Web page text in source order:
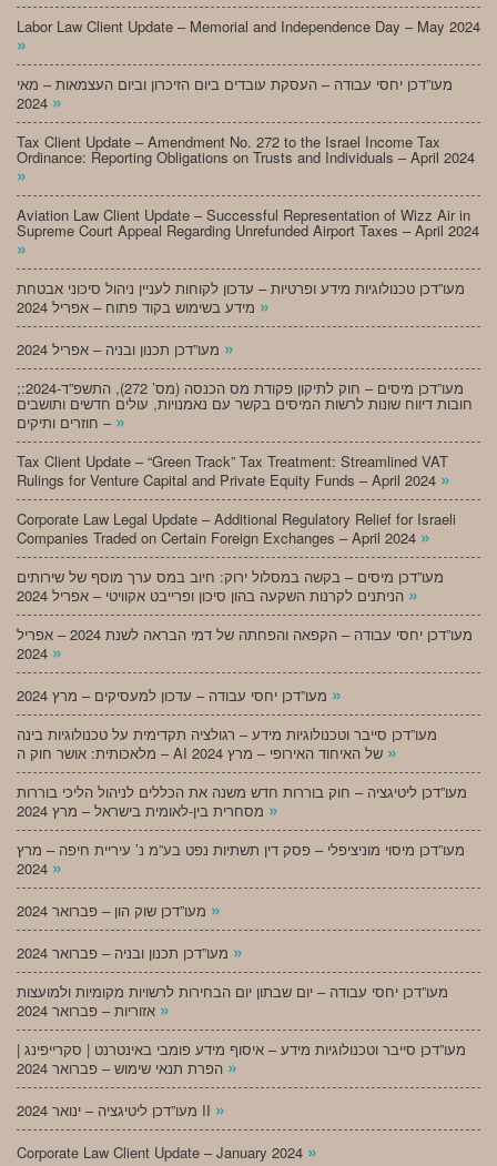
Labor Law Client Update – Memorial and Independence Day – May 2024
»
מעו”דכן יחסי עבודה – העסקת עובדים ביום הזיכרון וביום העצמאות – מאי
»
Tax Client Update – Amendment No. 272 to the Israel Income Tax
Ordinance: Reporting Obligations on Trusts and Individuals – April 2024
»
Aviation Law Client Update – Successful Representation of Wizz Air in
Supreme Court Appeal Regarding Unrefunded Airport Taxes – April 2024
»
מעו”דכן טכנולוגיות מידע ופרטיות – עדכון לקוחות לעניין ניהול סיכוני אבטחת
»
»
;מעו”דכן מיסים – חוק לתיקון פקודת מס הכנסה (מס’ 272), התשפ”ד-2024:
חובות דיווח שונות לרשות המיסים בקשר עם נאמנויות, עולים חדשים ותושבים
חוזרים ותיקים – »
Tax Client Update – “Green Track” Tax Treatment: Streamlined VAT
Rulings for Venture Capital and Private Equity Funds – April 2024 »
Corporate Law Legal Update – Additional Regulatory Relief for Israeli
Companies Traded on Certain Foreign Exchanges – April 2024 »
מעו”דכן מיסים – בקשה במסלול ירוק: חיוב במס ערך מוסף של שירותים
»
מעו”דכן יחסי עבודה – הקפאה והפחתה של דמי הבראה לשנת 2024 – אפריל
»
»
מעו”דכן סייבר וטכנולוגיות מידע – רגולציה תקדימית על טכנולוגיות בינה
»
מעו”דכן ליטיגציה – חוק בוררות חדש משנה את הכללים לניהול הליכי בוררות
»
מעו”דכן מיסוי מוניציפלי – פסק דין תשתיות נפט בע”מ נ’ עיריית חיפה – מרץ
»
»
»
מעו”דכן יחסי עבודה – יום שבתון יום הבחירות לרשויות מקומיות ולמועצות
»
מעו”דכן סייבר וטכנולוגיות מידע – איסוף מידע פומבי באינטרנט | סקרייפינג |
»
מעו”דכן ליטיגציה – ינואר 2024 II »
Corporate Law Client Update – January 2024 »